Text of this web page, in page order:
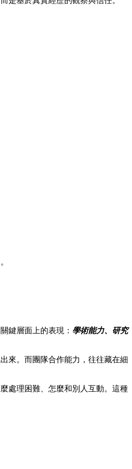
鍵層面上的表現： 學術能力、研究
來。而團隊合作能力，往往藏在細
處理困難、怎麼和別人互動。這種